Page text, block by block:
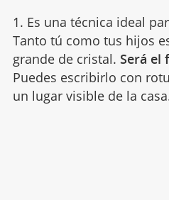
1. Es una técnica ideal
Tanto tú como tus hijos
grande de cristal. Será el
Puedes escribirlo con
un lugar visible de la